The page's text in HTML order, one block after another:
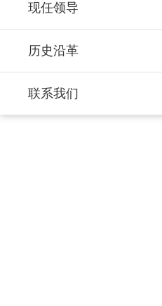
现任领导
历史沿革
联系我们